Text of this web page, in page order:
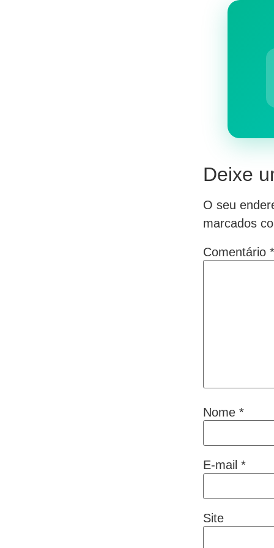
Deixe
O seu
marcados
Comentário *
Nome *
E-mail *
Site